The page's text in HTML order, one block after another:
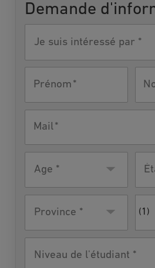
Demande
intéressé
par
Prénom
Mail
Province * (1)
de